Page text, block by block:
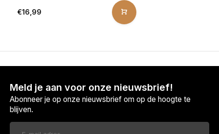
€16,99
Meld je aan voor onze nieuwsbrief!
Abonneer je op onze nieuwsbrief om op de hoogte te
blijven.